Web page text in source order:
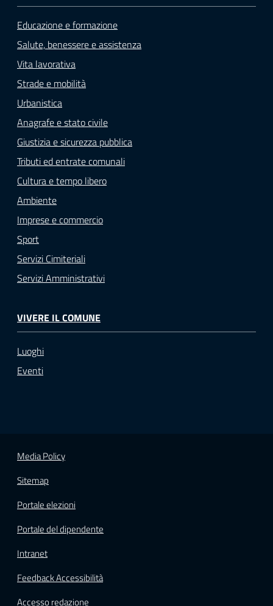
Educazione e formazione
Salute, benessere e assistenza
Vita lavorativa
Strade e mobilità
Urbanistica
Anagrafe e stato civile
Giustizia e sicurezza pubblica
Tributi ed entrate comunali
Cultura e tempo libero
Ambiente
Imprese e commercio
Sport
Servizi Cimiteriali
Servizi Amministrativi
VIVERE IL COMUNE
Luoghi
Eventi
Media Policy
Sitemap
Portale elezioni
Portale del dipendente
Intranet
Feedback Accessibilità
Accesso redazione